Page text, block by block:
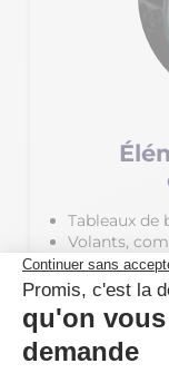
Tableaux de
Volants,
Postes